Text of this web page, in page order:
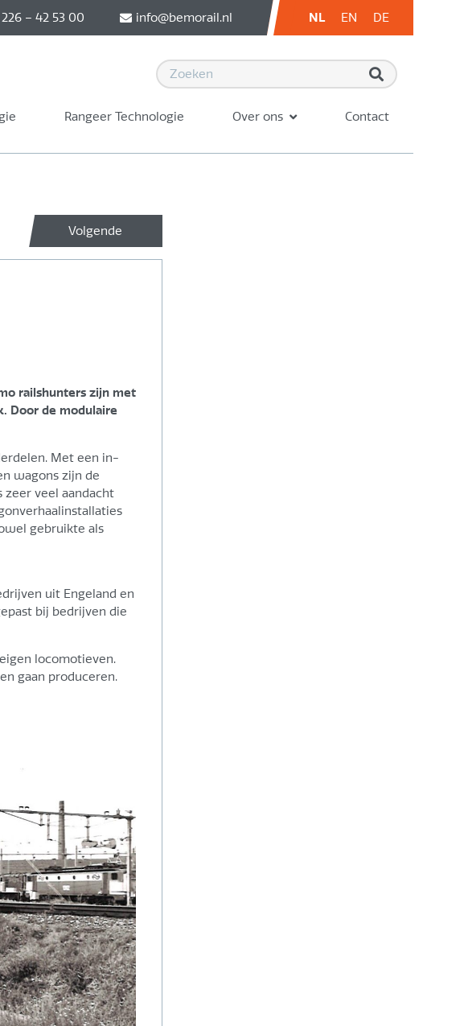
226 – 42 53 00 info@bemorail.nl NL EN DE
Rangeer Technologie Over ons Contact
Volgende
railshunters zijn met
Door de modulaire
Met een in-
wagons zijn de
veel aandacht
gebruikte als
uit Engeland en
bij bedrijven die
locomotieven.
gaan produceren.